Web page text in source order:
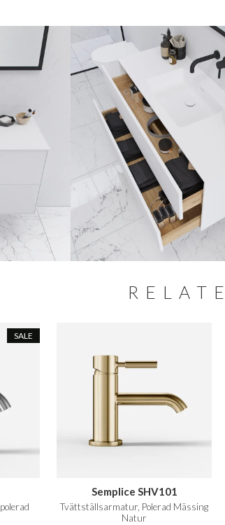
SALE
Semplice SHV101
Tvättställsarmatur, Polerad Mässing
Natur